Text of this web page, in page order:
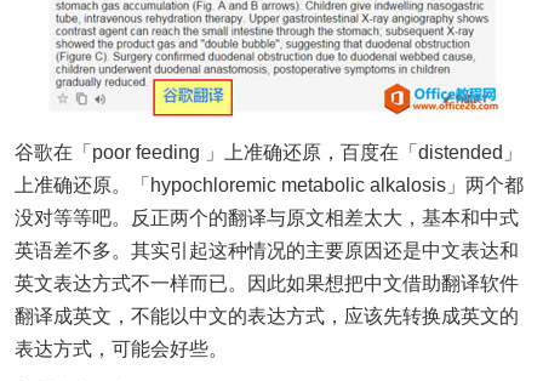
谷歌在「poor feeding 」上准确还原，百度在「distended」
上准确还原。「hypochloremic metabolic alkalosis」两个都
没对等等吧。反正两个的翻译与原文相差太大，基本和中式
英语差不多。其实引起这种情况的主要原因还是中文表达和
英文表达方式不一样而已。因此如果想把中文借助翻译软件
翻译成英文，不能以中文的表达方式，应该先转换成英文的
表达方式，可能会好些。